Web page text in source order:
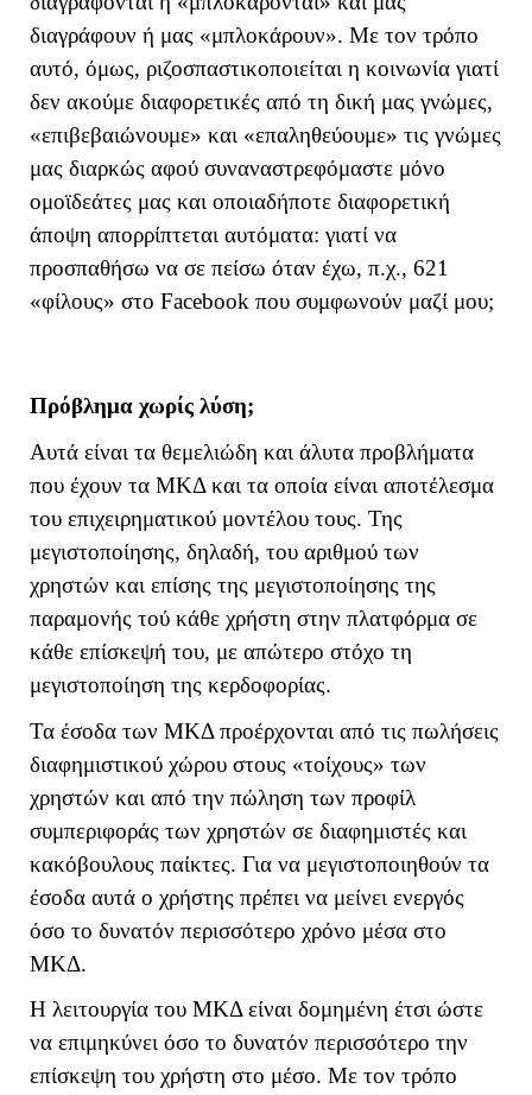
διαγράφουν ή μας «μπλοκάρουν». Με τον τρόπο
αυτό, όμως, ριζοσπαστικοποιείται η κοινωνία γιατί
δεν ακούμε διαφορετικές από τη δική μας γνώμες,
«επιβεβαιώνουμε» και «επαληθεύουμε» τις γνώμες
μας διαρκώς αφού συναναστρεφόμαστε μόνο
ομοϊδεάτες μας και οποιαδήποτε διαφορετική
άποψη απορρίπτεται αυτόματα: γιατί να
προσπαθήσω να σε πείσω όταν έχω, π.χ., 621
«φίλους» στο Facebook που συμφωνούν μαζί μου;
Πρόβλημα χωρίς λύση;
Αυτά είναι τα θεμελιώδη και άλυτα προβλήματα
που έχουν τα ΜΚΔ και τα οποία είναι αποτέλεσμα
του επιχειρηματικού μοντέλου τους. Της
μεγιστοποίησης, δηλαδή, του αριθμού των
χρηστών και επίσης της μεγιστοποίησης της
παραμονής τού κάθε χρήστη στην πλατφόρμα σε
κάθε επίσκεψή του, με απώτερο στόχο τη
μεγιστοποίηση της κερδοφορίας.
Τα έσοδα των ΜΚΔ προέρχονται από τις πωλήσεις
διαφημιστικού χώρου στους «τοίχους» των
χρηστών και από την πώληση των προφίλ
συμπεριφοράς των χρηστών σε διαφημιστές και
κακόβουλους παίκτες. Για να μεγιστοποιηθούν τα
έσοδα αυτά ο χρήστης πρέπει να μείνει ενεργός
όσο το δυνατόν περισσότερο χρόνο μέσα στο
ΜΚΔ.
Η λειτουργία του ΜΚΔ είναι δομημένη έτσι ώστε
να επιμηκύνει όσο το δυνατόν περισσότερο την
επίσκεψη του χρήστη στο μέσο. Με τον τρόπο